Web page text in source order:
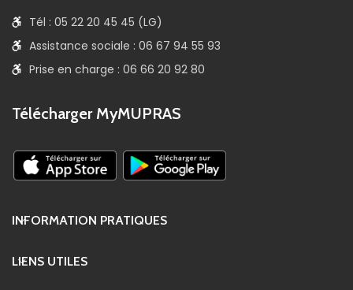
Tél : 05 22 20 45 45 (LG)
Assistance sociale : 06 67 94 55 93
Prise en charge : 06 66 20 92 80
Télécharger MyMUPRAS
INFORMATION PRATIQUES
LIENS UTILES